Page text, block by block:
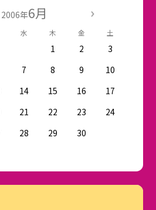
2006年6月
水 木 金 土
1 2
3
7 8 9
10
14 15 16
17
21 22 23
24
28 29 30